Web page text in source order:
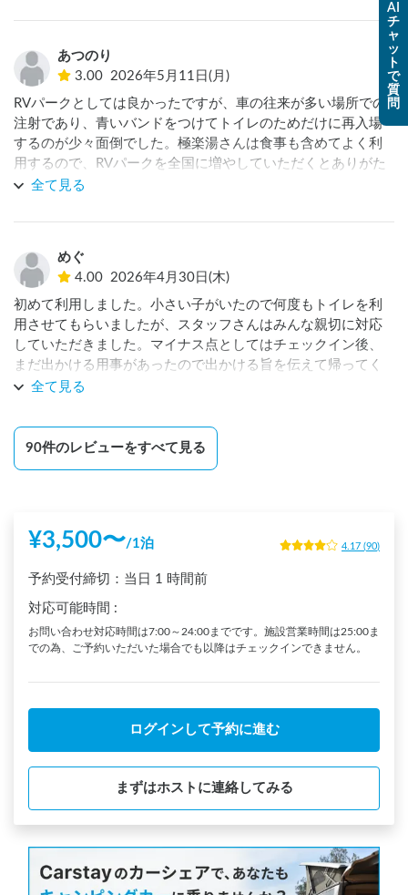
た。
ギリギリまで利用し、営業時間外だけ車中泊といった利用方
法が最適なのかもしれません。
あつのり
3.00 2026年5月11日(月)
RVパークとしては良かったですが、車の往来が多い場所での
注射であり、青いバンドをつけてトイレのためだけに再入場
するのが少々面倒でした。極楽湯さんは食事も含めてよく利
用するので、RVパークを全国に増やしていただくとありがた
いです。
全て見る
めぐ
4.00 2026年4月30日(木)
初めて利用しました。小さい子がいたので何度もトイレを利
用させてもらいましたが、スタッフさんはみんな親切に対応
していただきました。マイナス点としてはチェックイン後、
まだ出かける用事があったので出かける旨を伝えて帰ってく
ると別の利用者が私たちが停めていたところに横向きで停め
はいませんが、子供もいるので端に停めたかったのでそちら
にお願いしていたのにも関わらず最初の駐車場では無くなっ
ていて残念でした。
全て見る
90件のレビューをすべて見る
¥3,500〜/1泊 4.17 (90)
予約受付締切： 当日 1 時間前
対応可能時間 :
お問い合わせ対応時間は7:00～24:00までです。施設営業時間は25:00ま
での為、ご予約いただいた場合でも以降はチェックインできません。
ログインして予約に進む
まずはホストに連絡してみる
AI
チ
ャ
ッ
ト
で
質
問